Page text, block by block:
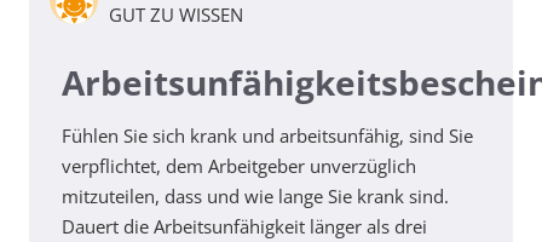
GUT ZU WISSEN
Fühlen Sie sich krank und arbeitsunfähig, sind Sie
verpflichtet, dem Arbeitgeber unverzüglich
mitzuteilen, dass und wie lange Sie krank sind.
Dauert die Arbeitsunfähigkeit länger als drei